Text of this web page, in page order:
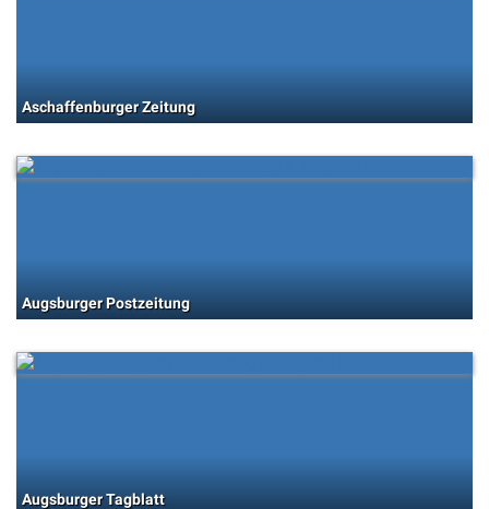
Aschaffenburger Zeitung
Augsburger Postzeitung
Augsburger Tagblatt